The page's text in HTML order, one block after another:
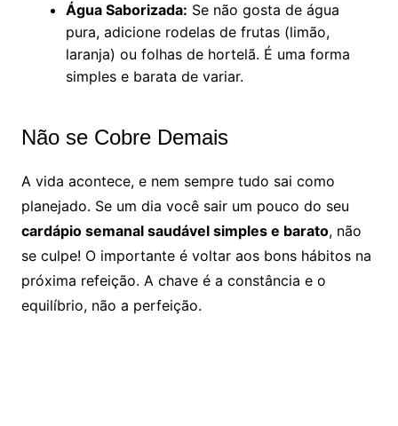
Água Saborizada: Se não gosta de água
pura, adicione rodelas de frutas (limão,
laranja) ou folhas de hortelã. É uma forma
simples e barata de variar.
Não se Cobre Demais
A vida acontece, e nem sempre tudo sai como
planejado. Se um dia você sair um pouco do seu
cardápio semanal saudável simples e barato, não
se culpe! O importante é voltar aos bons hábitos na
próxima refeição. A chave é a constância e o
equilíbrio, não a perfeição.